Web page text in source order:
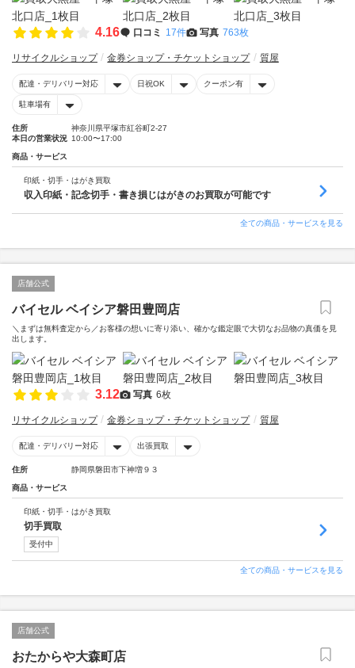
4.16 口コミ 17件 写真 763枚
リサイクルショップ 金券ショップ・チケットショップ 質屋
配達・デリバリー対応 日祝OK クーポン有
駐車場有
住所
神奈川県平塚市紅谷町2-27
本日の営業状況 10:00〜17:00
商品・サービス
印紙・切手・はがき買取
収入印紙・記念切手・書き損じはがきのお買取が可能です
全ての商品・サービスを見る
店舗公式
バイセル ベイシア磐田豊岡店
＼まずは無料査定から／お客様の想いに寄り添い、確かな鑑定眼で大切なお品物の真価を見
出します。
3.12 写真 6枚
リサイクルショップ 金券ショップ・チケットショップ 質屋
配達・デリバリー対応 出張買取
住所 静岡県磐田市下神増９３
商品・サービス
印紙・切手・はがき買取
切手買取
受付中
全ての商品・サービスを見る
店舗公式
おたからや大森町店